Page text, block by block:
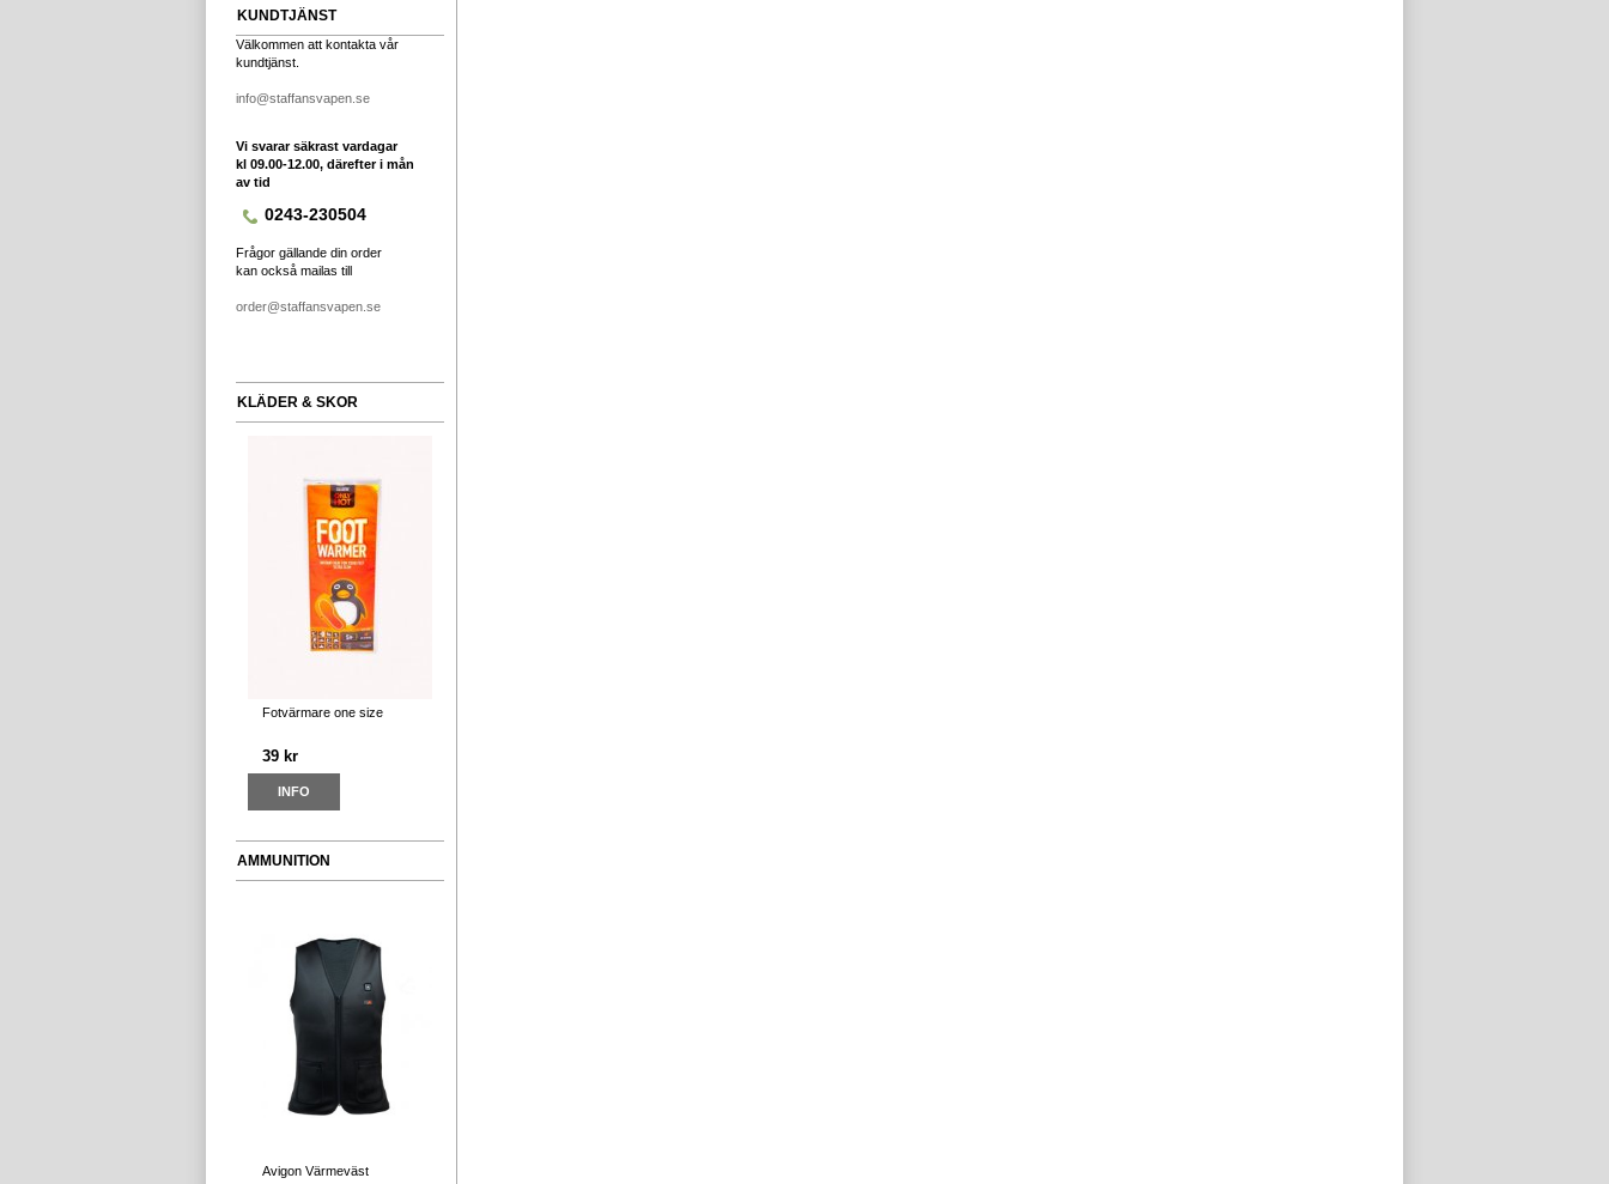
KUNDTJÄNST
Välkommen att kontakta vår
kundtjänst.
info@staffansvapen.se
Vi svarar säkrast vardagar
kl 09.00-12.00, därefter i mån
av tid
0243-230504
Frågor gällande din order
kan också mailas till
order@staffansvapen.se
KLÄDER & SKOR
Fotvärmare one size
39 kr
INFO
AMMUNITION
Avigon Värmeväst